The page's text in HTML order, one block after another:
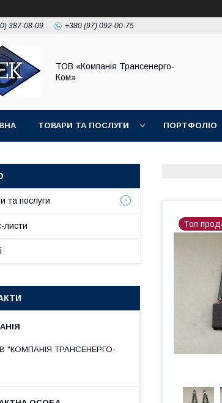
387-08-09 +380 (97) 092-00-75
ТОВ «Компанія Трансенерго-
Ком»
ТОВАРИ ТА ПОСЛУГИ ПОРТФОЛІО
Топ
та послуги
листи
"КОМПАНІЯ ТРАНСЕНЕРГО-